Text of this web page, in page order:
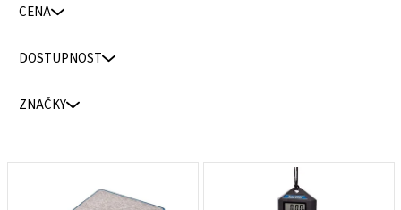
e
n
d
CENA
DOSTUPNOST
ZNAČKY